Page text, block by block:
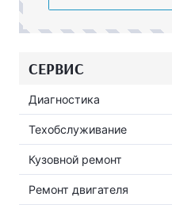
СЕРВИС
Диагностика
Техобслуживание
Кузовной ремонт
Ремонт двигателя